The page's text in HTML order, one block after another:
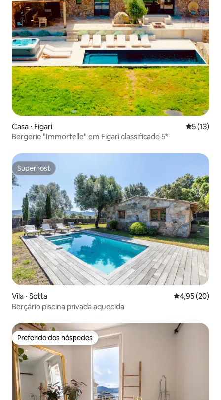
Casa ⋅ Figari 5 de uma
5 (13)
Bergerie "Immortelle" em Figari classificado 5*
Superhost
Superhost
Vila ⋅ Sotta 4,95 de uma
4,95 (20)
Berçário piscina privada aquecida
Preferido dos hóspedes
Preferido dos hóspedes